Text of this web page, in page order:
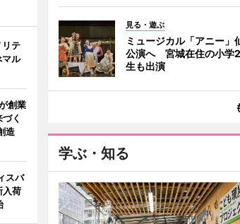
見る・遊ぶ
ミュージカル「アニー」
公演へ 宮城在住の小学
生も出演
学ぶ・知る
テ
ル
創業
く
造
スバ
入荷